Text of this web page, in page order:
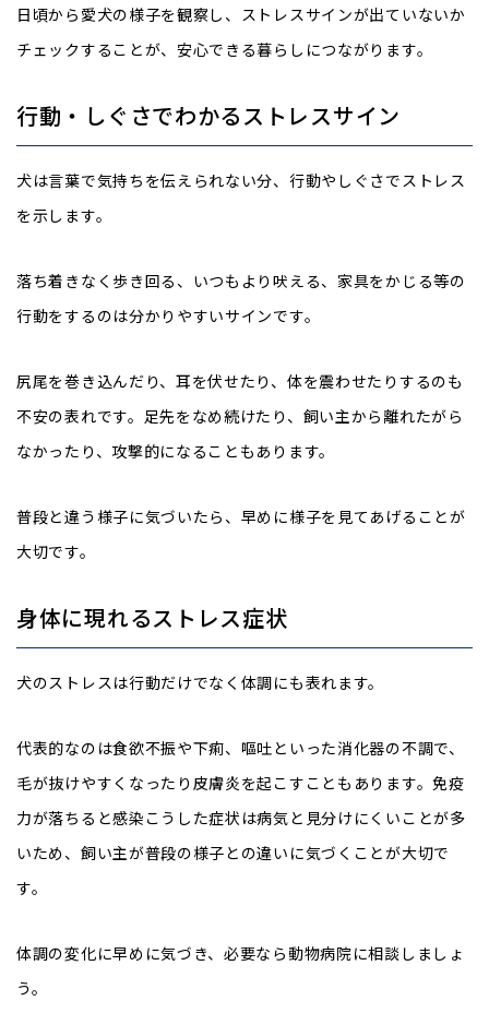
日頃から愛犬の様子を観察し、ストレスサインが出ていないか
チェックすることが、安心できる暮らしにつながります。
行動・しぐさでわかるストレスサイン
犬は言葉で気持ちを伝えられない分、行動やしぐさでストレス
を示します。
落ち着きなく歩き回る、いつもより吠える、家具をかじる等の
行動をするのは分かりやすいサインです。
尻尾を巻き込んだり、耳を伏せたり、体を震わせたりするのも
不安の表れです。足先をなめ続けたり、飼い主から離れたがら
なかったり、攻撃的になることもあります。
普段と違う様子に気づいたら、早めに様子を見てあげることが
大切です。
身体に現れるストレス症状
犬のストレスは行動だけでなく体調にも表れます。
代表的なのは食欲不振や下痢、嘔吐といった消化器の不調で、
毛が抜けやすくなったり皮膚炎を起こすこともあります。免疫
力が落ちると感染こうした症状は病気と見分けにくいことが多
いため、飼い主が普段の様子との違いに気づくことが大切で
す。
体調の変化に早めに気づき、必要なら動物病院に相談しましょ
う。